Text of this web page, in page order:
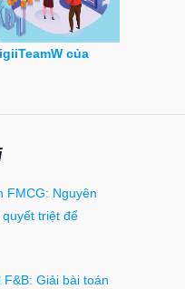
của
FMCG: Nguyên
triệt để
Giải bài toán